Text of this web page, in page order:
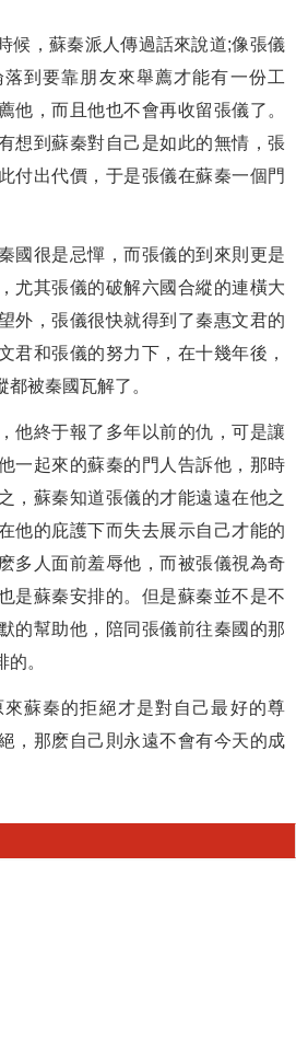
候，蘇秦派人傳過話來說道;像張儀
到要靠朋友來舉薦才能有一份工
他，而且他也不會再收留張儀了。
想到蘇秦對自己是如此的無情，張
付出代價，于是張儀在蘇秦一個門
國很是忌憚，而張儀的到來則更是
尤其張儀的破解六國合縱的連橫大
外，張儀很快就得到了秦惠文君的
君和張儀的努力下，在十幾年後，
被秦國瓦解了。
他終于報了多年以前的仇，可是讓
一起來的蘇秦的門人告訴他，那時
，蘇秦知道張儀的才能遠遠在他之
他的庇護下而失去展示自己才能的
多人面前羞辱他，而被張儀視為奇
是蘇秦安排的。但是蘇秦並不是不
的幫助他，陪同張儀前往秦國的那
。
蘇秦的拒絕才是對自己最好的尊
，那麽自己則永遠不會有今天的成